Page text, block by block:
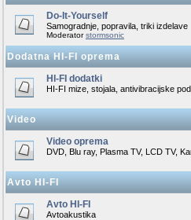
Do-It-Yourself
Samogradnje, popravila, triki izdelave
Moderatorstormsonic
Dodatna HI-FI oprema
HI-FI dodatki
HI-FI mize, stojala, antivibracijske
Video
Video oprema
DVD, Blu ray, Plasma TV, LCD TV,
Avto HI-FI
Avto HI-FI
Avtoakustika